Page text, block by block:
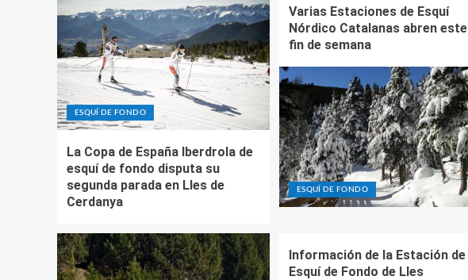
ESQUÍ DE FONDO
La Copa de España Iberdrola de
esquí de fondo disputa su
segunda parada en Lles de
Cerdanya
ESQUÍ DE FONDO
Varias Estaciones de Esquí
Nórdico Catalanas abren este
fin de semana
Información de la Estación de
Esquí de Fondo de Lles